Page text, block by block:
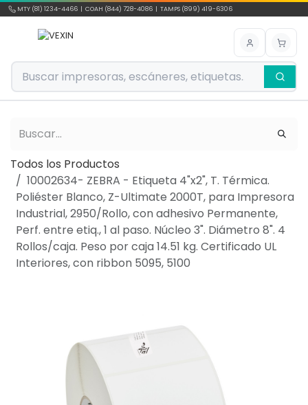
Ir al contenido
MTY (81) 1234-4466 | COAH (844) 728-4086 | TAMPS (899) 419-6306
Todos los Productos
10002634- ZEBRA - Etiqueta 4"x2", T. Térmica.
Poliéster Blanco, Z-Ultimate 2000T, para Impresora
Industrial, 2950/Rollo, con adhesivo Permanente,
Perf. entre etiq., 1 al paso. Núcleo 3". Diámetro 8". 4
Rollos/caja. Peso por caja 14.51 kg. Certificado UL
Interiores, con ribbon 5095, 5100